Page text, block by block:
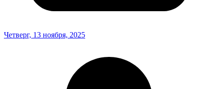
Четверг, 13 ноября, 2025